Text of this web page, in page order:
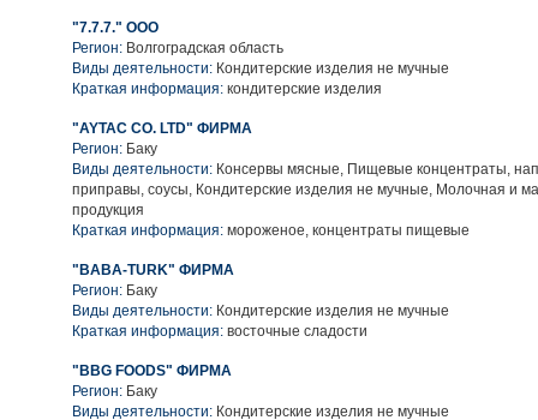
"7.7.7." ООО
Регион: Волгоградская область
Виды деятельности: Кондитерские изделия не мучные
Краткая информация: кондитерские изделия
"AYTAC CO. LTD" ФИРМА
Регион: Баку
Виды деятельности: Консервы мясные, Пищевые концентраты,
приправы, соусы, Кондитерские изделия не мучные, Молочная и
продукция
Краткая информация: мороженое, концентраты пищевые
"BABA-TURK" ФИРМА
Регион: Баку
Виды деятельности: Кондитерские изделия не мучные
Краткая информация: восточные сладости
"BBG FOODS" ФИРМА
Регион: Баку
Виды деятельности: Кондитерские изделия не мучные